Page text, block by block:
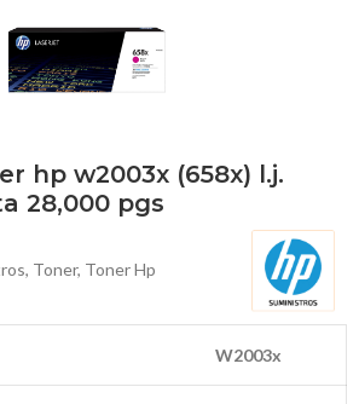
hp w2003x (658x) l.j.
28,000 pgs
, Toner, Toner Hp
W2003x